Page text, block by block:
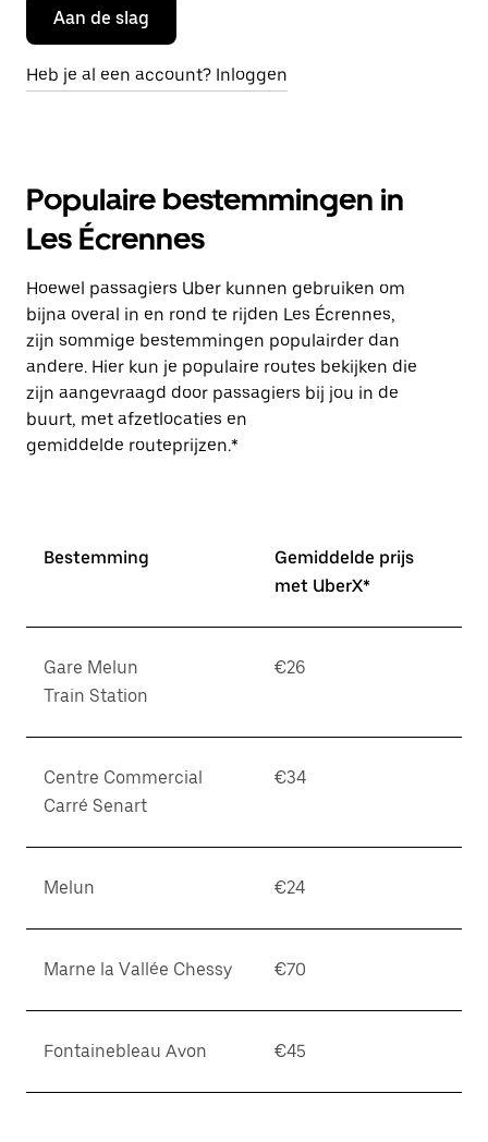
Aan de slag
Heb je al een account? Inloggen
Populaire bestemmingen in
Les Écrennes
Hoewel passagiers Uber kunnen gebruiken om
bijna overal in en rond te rijden Les Écrennes,
zijn sommige bestemmingen populairder dan
andere. Hier kun je populaire routes bekijken die
zijn aangevraagd door passagiers bij jou in de
buurt, met afzetlocaties en
gemiddelde routeprijzen.*
Bestemming
Gemiddelde prijs
met UberX*
Gare Melun
Train Station
€26
Centre Commercial
Carré Senart
€34
Melun €24
Marne la Vallée Chessy €70
Fontainebleau Avon €45